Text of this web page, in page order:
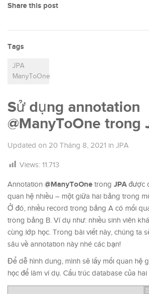
Share this post
Tags
JPA
ManyToOne
Sử dụng annotation
@ManyToOne trong
Updated on 20 Tháng 8, 2021 in JPA
Views: 11.713
Annotation @ManyToOne trong JPA được
quan hệ nhiều – một giữa hai bảng trong
Ở đó, nhiều record trong bảng A có mối
trong bảng B. Ví dụ như: nhiều sinh viên
cùng lớp học. Trong bài viết này, chúng ta
sâu về annotation này nhé các bạn!
Để dễ hình dung, mình sẽ lấy mối quan hệ
học để làm ví dụ. Cấu trúc database của